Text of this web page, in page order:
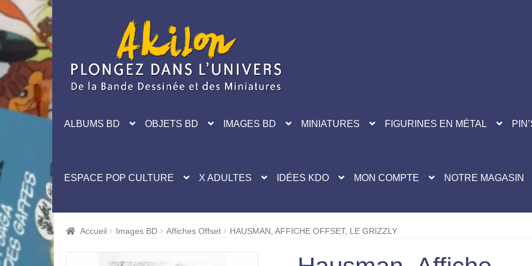
navigation
ALBUMS BD OBJETS BD IMAGES BD MINIATURES FIGURINES EN MÉTAL
ESPACE POP CULTURE X ADULTES IDÉES KDO MON COMPTE NOTRE MAGASIN
Accueil Images BD Affiches Offset HAUSMAN, AFFICHE OFFSET, LE GRIZZLY